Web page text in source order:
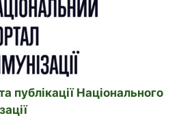
публікації Національного